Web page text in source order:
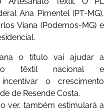
Ana Pimentel (PT-MG),
Viana (Podemos-MG) e
o título vai ajudar a
têxtil nacional e
o crescimento
de Resende Costa.
ver, também estimulará a